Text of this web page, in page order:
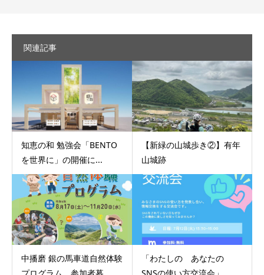
関連記事
知恵の和 勉強会「BENTO
を世界に」の開催に...
【新緑の山城歩き②】有年
山城跡
中播磨 銀の馬車道自然体験
「わたしの あなたの